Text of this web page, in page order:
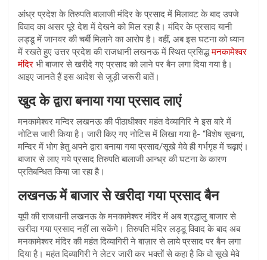
आंध्र प्रदेश के तिरुपति बालाजी मंदिर के प्रसाद में मिलावट के बाद उपजे
विवाद का असर पूरे देश में देखने को मिल रहा है। मंदिर के प्रसाद यानी
लड्डू में जानवर की चर्बी मिलाने का आरोप है। वहीं, अब इस घटना को ध्यान
में रखते हुए उत्तर प्रदेश की राजधानी लखनऊ में स्थित प्रसिद्धमनकामेश्वर
मंदिर भी बाजार से खरीदे गए प्रसाद को लाने पर बैन लगा दिया गया है।
आइए जानते हैं इस आदेश से जुड़ी जरूरी बातें।
खुद के द्वारा बनाया गया प्रसाद लाएं
मनकामेश्वर मन्दिर लखनऊ की पीठाधीश्वर महंत देव्यागिरि ने इस बारे में
नोटिस जारी किया है। जारी किए गए नोटिस में लिखा गया है- “विशेष सूचना,
मन्दिर में भोग हेतु अपने द्वारा बनाया गया प्रसाद/सूखे मेवे ही गर्भगृह में चढ़ाएं।
बाजार से लाए गये प्रसाद तिरुपति बालाजी आन्ध्र की घटना के कारण
प्रतिबन्धित किया जा रहा है।
लखनऊ में बाजार से खरीदा गया प्रसाद बैन
यूपी की राजधानी लखनऊ के मनकामेश्वर मंदिर में अब श्रद्धालु बाजार से
खरीदा गया प्रसाद नहीं ला सकेंगे। तिरुपति मंदिर लड्डू विवाद के बाद अब
मनकामेश्वर मंदिर की महंत दिव्यागिरी ने बाज़ार से लाये प्रसाद पर बैन लगा
दिया है। महंत दिव्यागिरी ने लेटर जारी कर भक्तों से कहा है कि वो सूखे मेवे